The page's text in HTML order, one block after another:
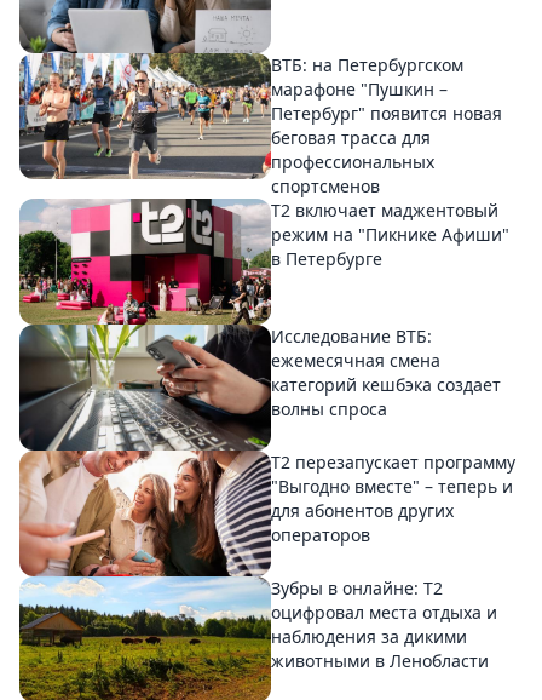
ВТБ: на Петербургском
марафоне "Пушкин –
Петербург" появится новая
беговая трасса для
профессиональных
спортсменов
Т2 включает маджентовый
режим на "Пикнике Афиши"
в Петербурге
Исследование ВТБ:
ежемесячная смена
категорий кешбэка создает
волны спроса
Т2 перезапускает программу
"Выгодно вместе" – теперь и
для абонентов других
операторов
Зубры в онлайне: Т2
оцифровал места отдыха и
наблюдения за дикими
животными в Ленобласти